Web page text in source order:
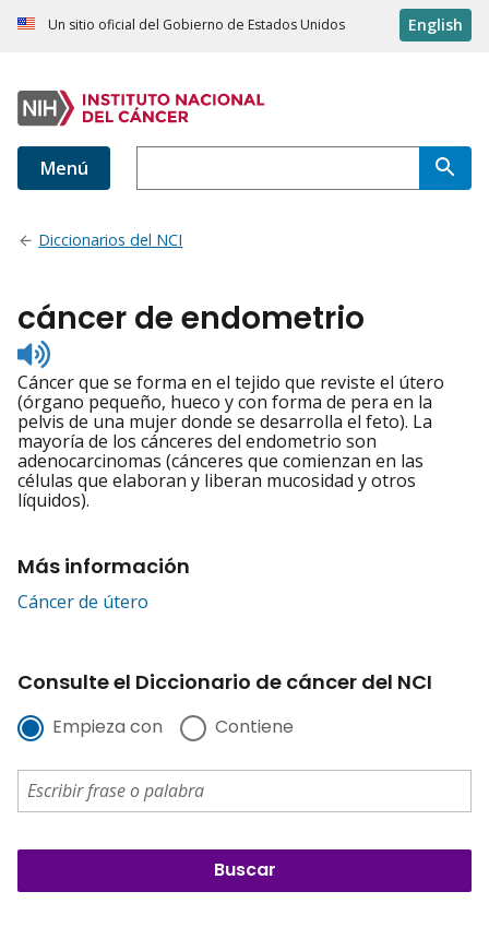
Un sitio oficial del Gobierno de Estados Unidos English
Menú
Diccionarios del NCI
cáncer de endometrio
Listen
to
pronunciation
Cáncer que se forma en el tejido que reviste el útero
(órgano pequeño, hueco y con forma de pera en la
pelvis de una mujer donde se desarrolla el feto). La
mayoría de los cánceres del endometrio son
adenocarcinomas (cánceres que comienzan en las
células que elaboran y liberan mucosidad y otros
líquidos).
Más información
Cáncer de útero
Consulte el Diccionario de cáncer del NCI
Empieza con Contiene